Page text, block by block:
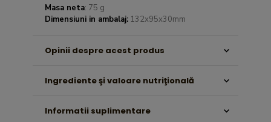
Masa neta: 75 g
Dimensiuni in ambalaj: 132x95x30mm
Opinii despre acest produs
Ingrediente şi valoare nutriţională
Informatii suplimentare